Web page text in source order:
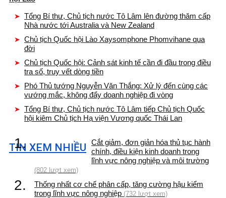
Tổng Bí thư, Chủ tịch nước Tô Lâm lên đường thăm cấp
Nhà nước tới Australia và New Zealand
Chủ tịch Quốc hội Lào Xaysomphone Phomvihane qua
đời
Chủ tịch Quốc hội: Cảnh sát kinh tế cần đi đầu trong điều
tra số, truy vết dòng tiền
Phó Thủ tướng Nguyễn Văn Thắng: Xử lý đến cùng các
vướng mắc, không đẩy doanh nghiệp đi vòng
Tổng Bí thư, Chủ tịch nước Tô Lâm tiếp Chủ tịch Quốc
hội kiêm Chủ tịch Hạ viện Vương quốc Thái Lan
TIN XEM NHIỀU
1.
Cắt giảm, đơn giản hóa thủ tục hành
chính, điều kiện kinh doanh trong
lĩnh vực nông nghiệp và môi trường
(802 lượt xem)
2.
Thống nhất cơ chế phân cấp, tăng cường hậu kiểm
trong lĩnh vực nông nghiệp (732 lượt xem)